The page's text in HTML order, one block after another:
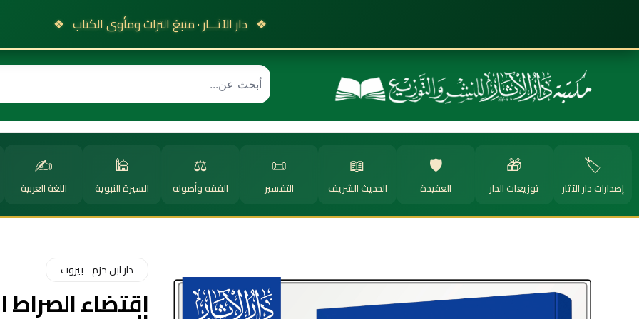
❖ دار الآثـــار · منبعُ التراث ومأوى الكتاب ❖
🏷️
إصدارات دار الآثار
🎁
توزيعات الدار
🛡️
العقيدة
📖
الحديث الشريف
📜
التفسير
⚖️
الفقه وأصوله
🕌
السيرة النبوية
✍️
اللغة العربية
دار ابن حزم - بيروت
اقتضاء